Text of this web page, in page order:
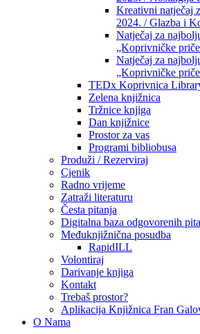
Kreativni natječaj
2024. / Glazba i
Natječaj za
„Koprivničke
Natječaj za
„Koprivničke
TEDx Koprivnica
Zelena knjižnica
Tržnice knjiga
Dan knjižnice
Prostor za vas
Programi bibliobusa
Produži / Rezerviraj
Cjenik
Radno vrijeme
Zatraži literaturu
Česta pitanja
Digitalna baza odgovorenih
Međuknjižnična posudba
RapidILL
Volontiraj
Darivanje knjiga
Kontakt
Trebaš prostor?
Aplikacija Knjižnica Fran
O Nama